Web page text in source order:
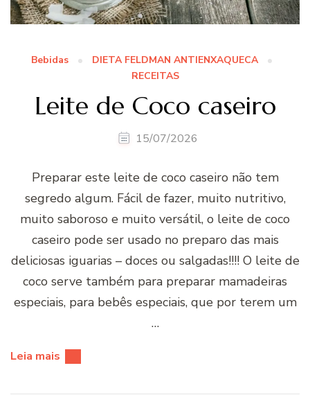
Bebidas
DIETA FELDMAN ANTIENXAQUECA
RECEITAS
Leite de Coco caseiro
15/07/2026
Preparar este leite de coco caseiro não tem
segredo algum. Fácil de fazer, muito nutritivo,
muito saboroso e muito versátil, o leite de coco
caseiro pode ser usado no preparo das mais
deliciosas iguarias – doces ou salgadas!!!! O leite de
coco serve também para preparar mamadeiras
especiais, para bebês especiais, que por terem um
…
Leia mais